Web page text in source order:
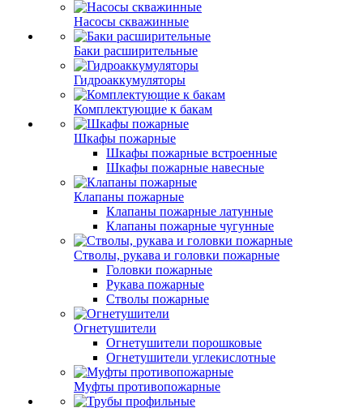
Насосы скважинные
Баки расширительные
Гидроаккумуляторы
Комплектующие к бакам
Шкафы пожарные
Шкафы пожарные встроенные
Шкафы пожарные навесные
Клапаны пожарные
Клапаны пожарные латунные
Клапаны пожарные чугунные
Стволы, рукава и головки пожарные
Головки пожарные
Рукава пожарные
Стволы пожарные
Огнетушители
Огнетушители порошковые
Огнетушители углекислотные
Муфты противопожарные